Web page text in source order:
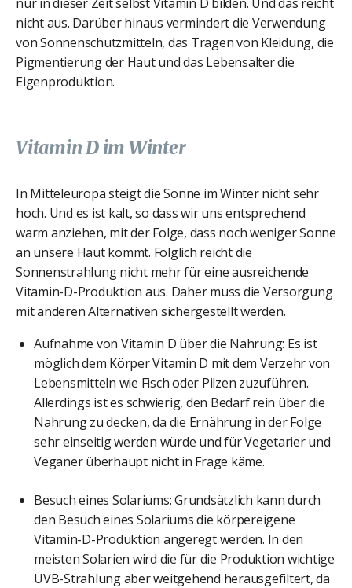
nicht aus. Darüber hinaus vermindert die Verwendung
von Sonnenschutzmitteln, das Tragen von Kleidung, die
Pigmentierung der Haut und das Lebensalter die
Eigenproduktion.
Vitamin D im Winter
In Mitteleuropa steigt die Sonne im Winter nicht sehr
hoch. Und es ist kalt, so dass wir uns entsprechend
warm anziehen, mit der Folge, dass noch weniger Sonne
an unsere Haut kommt. Folglich reicht die
Sonnenstrahlung nicht mehr für eine ausreichende
Vitamin-D-Produktion aus. Daher muss die Versorgung
mit anderen Alternativen sichergestellt werden.
Aufnahme von Vitamin D über die Nahrung: Es ist
möglich dem Körper Vitamin D mit dem Verzehr von
Lebensmitteln wie Fisch oder Pilzen zuzuführen.
Allerdings ist es schwierig, den Bedarf rein über die
Nahrung zu decken, da die Ernährung in der Folge
sehr einseitig werden würde und für Vegetarier und
Veganer überhaupt nicht in Frage käme.
Besuch eines Solariums: Grundsätzlich kann durch
den Besuch eines Solariums die körpereigene
Vitamin-D-Produktion angeregt werden. In den
meisten Solarien wird die für die Produktion wichtige
UVB-Strahlung aber weitgehend herausgefiltert, da